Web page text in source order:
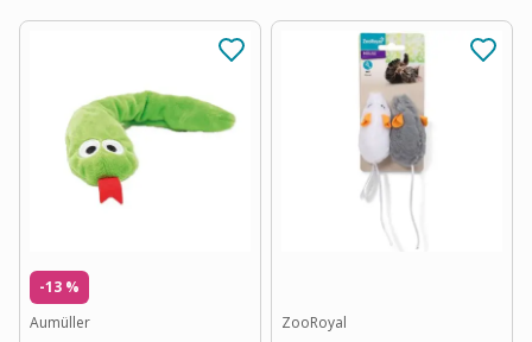
-13 %
Aumüller
ZooRoyal